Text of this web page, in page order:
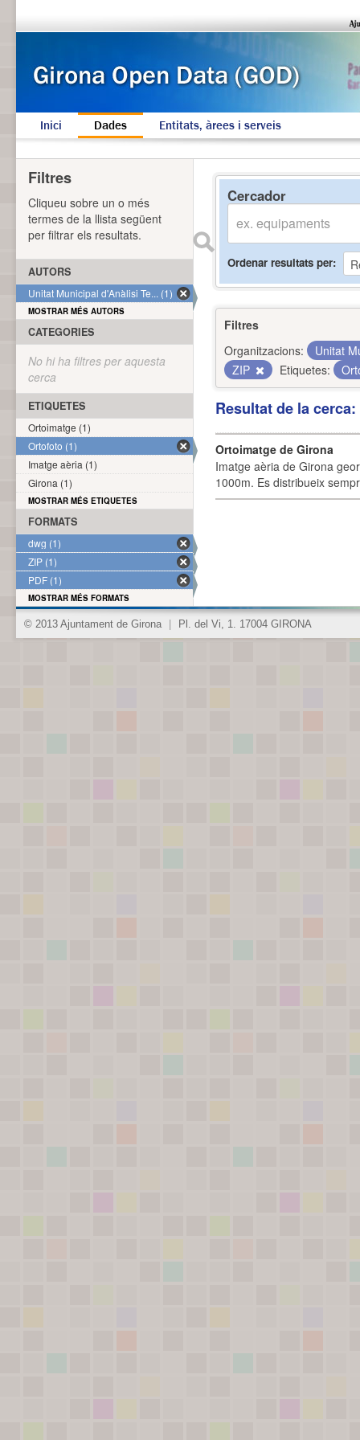
Inici Dades Entitats, àrees i serveis
Cercador
Ordenar resultats per
Filtres
Organitzacions:
Unitat
ZIP
Etiquetes:
Resultat de la
Ortoimatge de Girona
Imatge aèria de Girona
1000m. Es distribueix
Filtres
Cliqueu sobre un o més
termes de la llista següent
per filtrar els resultats.
AUTORS
Unitat Municipal d'Anàlisi Te... (1)
MOSTRAR MÉS AUTORS
CATEGORIES
No hi ha filtres per aquesta
cerca
ETIQUETES
Ortoimatge (1)
Ortofoto (1)
Imatge aèria (1)
Girona (1)
MOSTRAR MÉS ETIQUETES
FORMATS
dwg (1)
ZIP (1)
PDF (1)
MOSTRAR MÉS FORMATS
© 2013 Ajuntament de Girona Pl. del Vi, 1. 17004 GIRONA